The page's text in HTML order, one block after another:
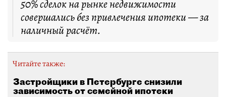
50% сделок на рынке недвижимости
совершались без привлечения ипотеки — за
наличный расчёт.
Читайте также:
Застройщики в Петербурге снизили
зависимость от семейной ипотеки